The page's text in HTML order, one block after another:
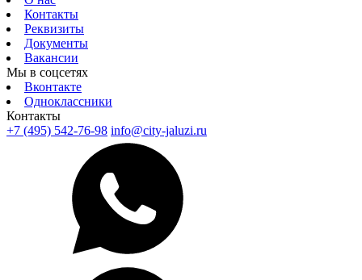
Контакты
Реквизиты
Документы
Вакансии
Мы в соцсетях
Вконтакте
Одноклассники
Контакты
+7 (495) 542-76-98 info@city-jaluzi.ru